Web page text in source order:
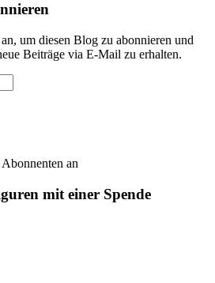
um diesen Blog zu abonnieren und
Beiträge via E-Mail zu erhalten.
an
mit einer Spende